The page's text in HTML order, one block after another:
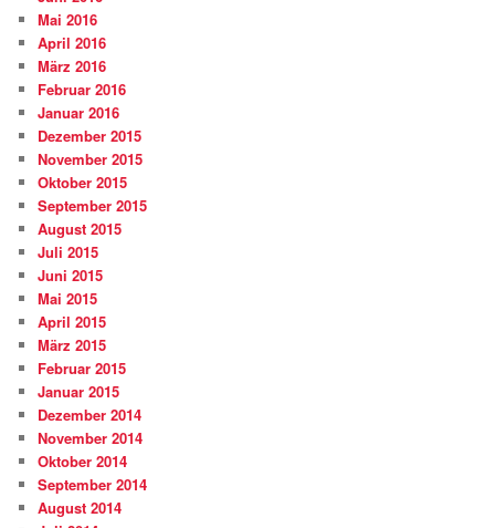
Mai 2016
April 2016
März 2016
Februar 2016
Januar 2016
Dezember 2015
November 2015
Oktober 2015
September 2015
August 2015
Juli 2015
Juni 2015
Mai 2015
April 2015
März 2015
Februar 2015
Januar 2015
Dezember 2014
November 2014
Oktober 2014
September 2014
August 2014